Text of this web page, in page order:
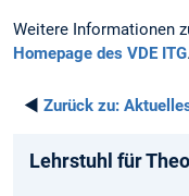
Weitere Informationen
Homepage des VDE ITG.
◄ Zurück zu:
Lehrstuhl für